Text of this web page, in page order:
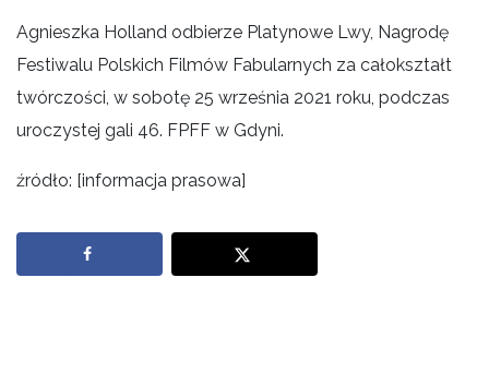
Agnieszka Holland odbierze Platynowe Lwy, Nagrodę
Festiwalu Polskich Filmów Fabularnych za całokształt
twórczości, w sobotę 25 września 2021 roku, podczas
uroczystej gali 46. FPFF w Gdyni.
źródło: [informacja prasowa]